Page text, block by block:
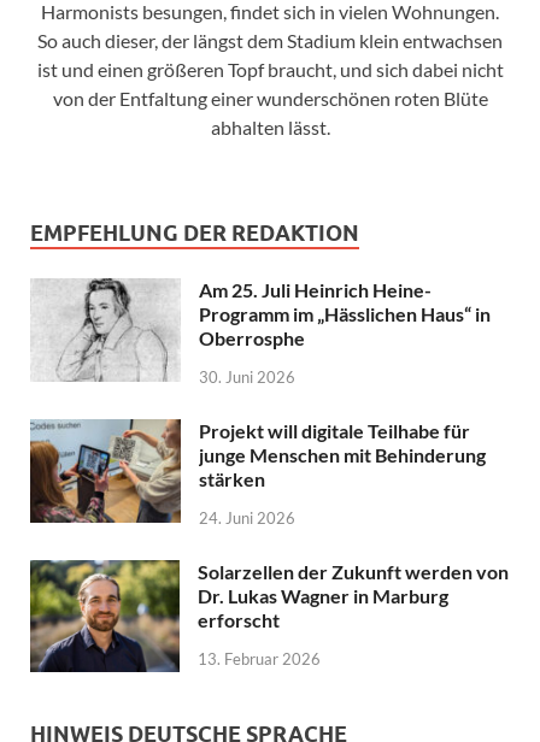
Harmonists besungen, findet sich in vielen Wohnungen.
So auch dieser, der längst dem Stadium klein entwachsen
ist und einen größeren Topf braucht, und sich dabei nicht
von der Entfaltung einer wunderschönen roten Blüte
abhalten lässt.
EMPFEHLUNG DER REDAKTION
Am 25. Juli Heinrich Heine-
Programm im „Hässlichen Haus“ in
Oberrosphe
30. Juni 2026
Projekt will digitale Teilhabe für
junge Menschen mit Behinderung
stärken
24. Juni 2026
Solarzellen der Zukunft werden von
Dr. Lukas Wagner in Marburg
erforscht
13. Februar 2026
HINWEIS DEUTSCHE SPRACHE